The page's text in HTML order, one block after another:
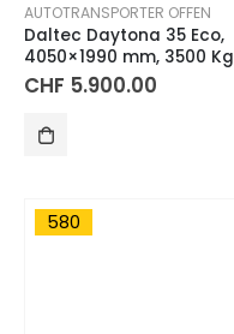
AUTOTRANSPORTER OFFEN
Daltec Daytona 35 Eco,
4050×1990 mm, 3500 Kg
CHF 5.900.00
580